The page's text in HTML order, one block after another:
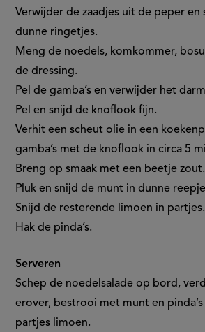
Verwijder de zaadjes uit de peper en
dunne ringetjes.
Meng de noedels, komkommer,
de dressing.
Pel de gamba’s en verwijder het
Pel en snijd de knoflook fijn.
Verhit een scheut olie in een
gamba’s met de knoflook in circa 5
Breng op smaak met een beetje zout.
Pluk en snijd de munt in dunne
Snijd de resterende limoen in partjes.
Hak de pinda’s.
Serveren
Schep de noedelsalade op bord,
erover, bestrooi met munt en
partjes limoen.